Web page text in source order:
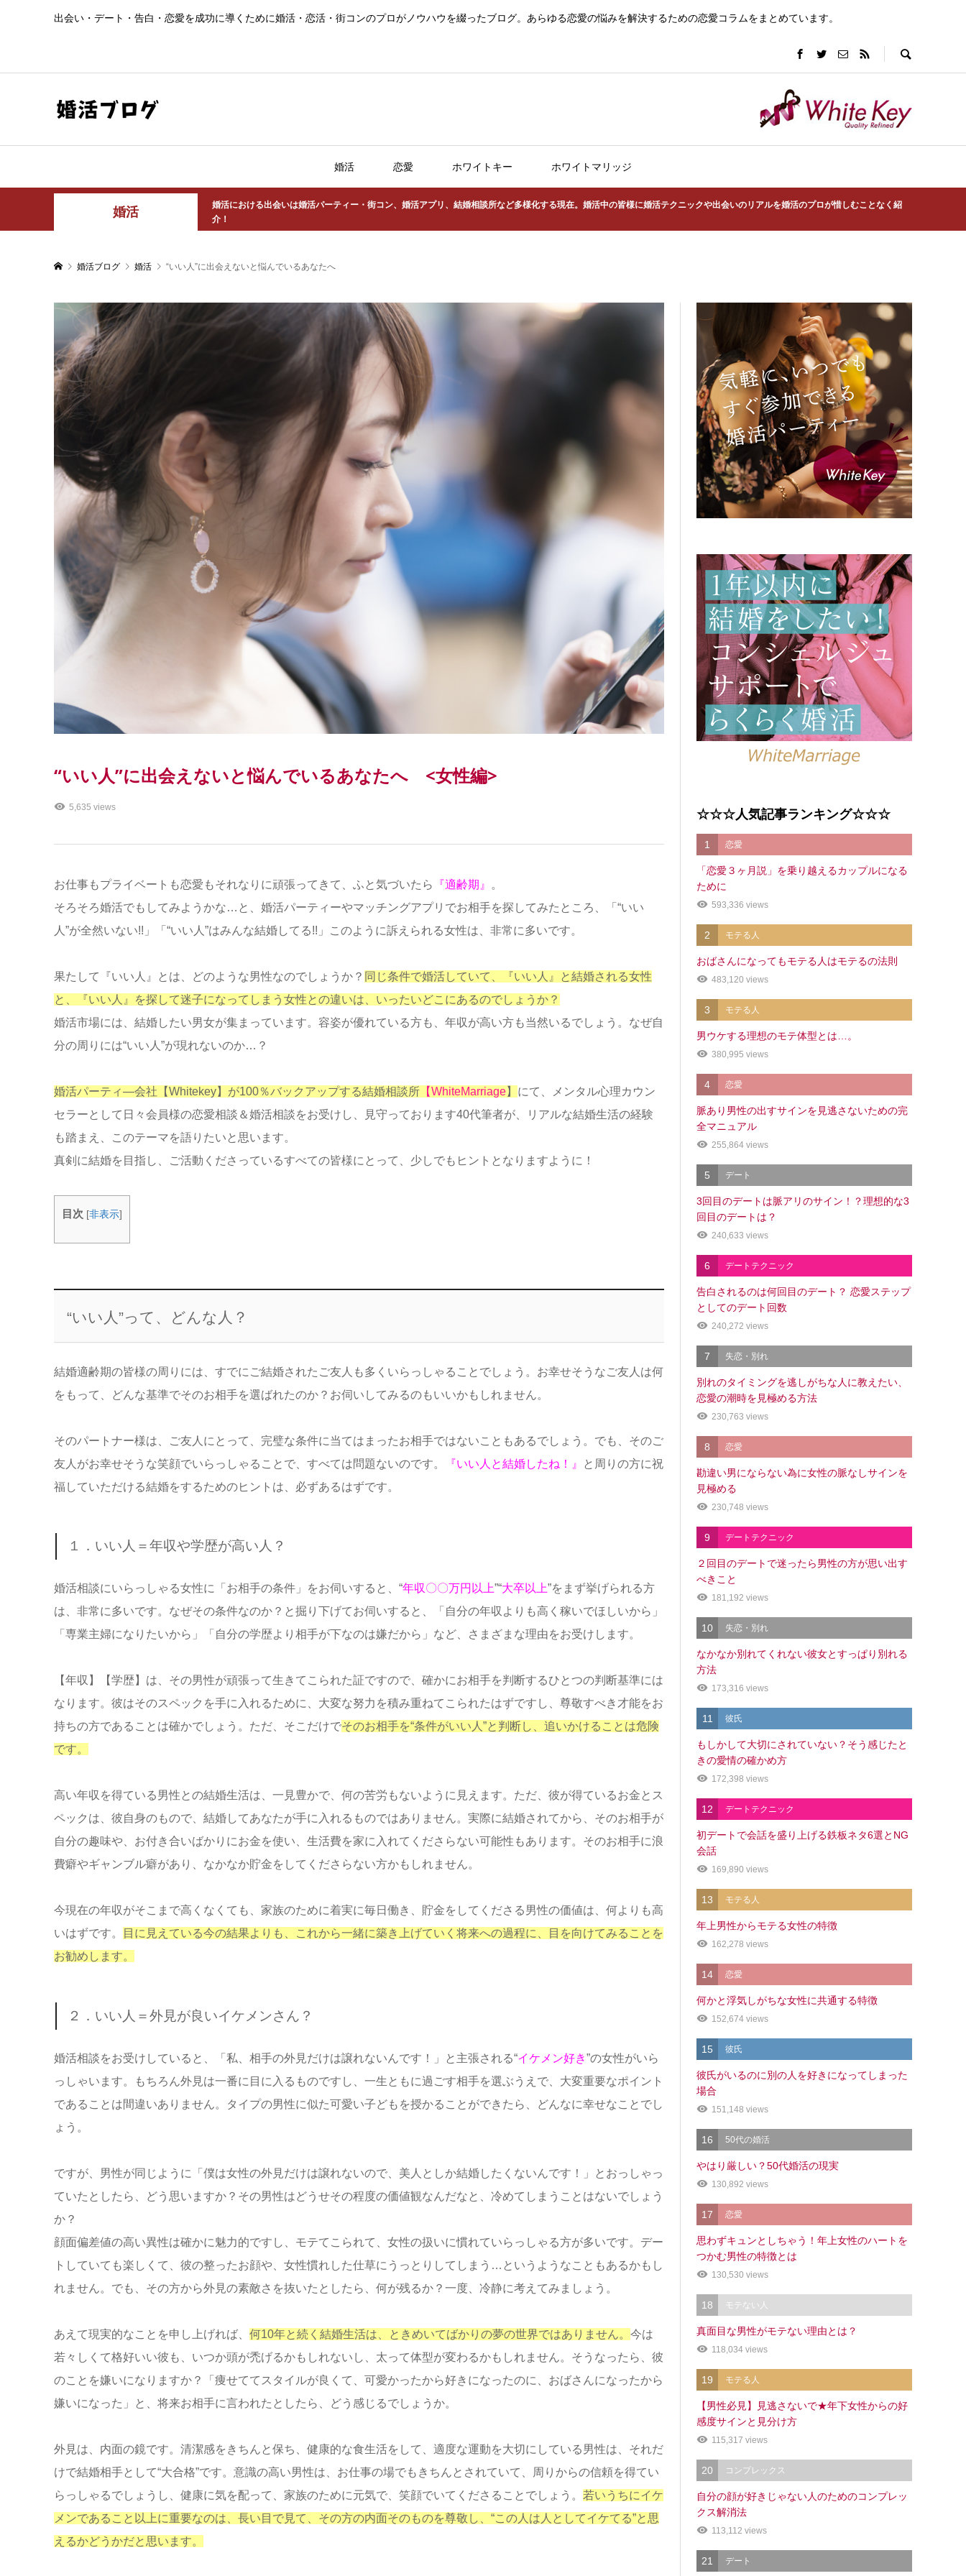
出会い・デート・告白・恋愛を成功に導くために婚活・恋活・街コンのプロがノウハウを綴ったブログ。あらゆる恋愛の悩みを解決するための恋愛コラムをまとめています。
婚活 恋愛 ホワイトキー ホワイトマリッジ
婚活
婚活における出会いは婚活パーティー・街コン、婚活アプリ、結婚相談所など多様化する現在。婚活中の皆様に婚活テクニックや出会いのリアルを婚活のプロが惜しむことなく紹
介！
婚活ブログ 婚活 “いい人”に出会えないと悩んでいるあなたへ
“いい人”に出会えないと悩んでいるあなたへ <女性編>
5,635 views
お仕事もプライベートも恋愛もそれなりに頑張ってきて、ふと気づいたら 『適齢期』 。
そろそろ婚活でもしてみようかな…と、婚活パーティーやマッチングアプリでお相手を探してみたところ、「“いい
人”が全然いない!!」「“いい人”はみんな結婚してる!!」このように訴えられる女性は、非常に多いです。
果たして『いい人』とは、どのような男性なのでしょうか？ 同じ条件で婚活していて、『いい人』と結婚される女性
と、『いい人』を探して迷子になってしまう女性との違いは、いったいどこにあるのでしょうか？
婚活市場には、結婚したい男女が集まっています。容姿が優れている方も、年収が高い方も当然いるでしょう。なぜ自
分の周りには“いい人”が現れないのか…？
婚活パーティ―会社【Whitekey】が100％バックアップする結婚相談所【WhiteMarriage】 にて、メンタル心理カウン
セラーとして日々会員様の恋愛相談＆婚活相談をお受けし、見守っております40代筆者が、リアルな結婚生活の経験
も踏まえ、このテーマを語りたいと思います。
真剣に結婚を目指し、ご活動くださっているすべての皆様にとって、少しでもヒントとなりますように！
目次 [非表示]
“いい人”って、どんな人？
結婚適齢期の皆様の周りには、すでにご結婚されたご友人も多くいらっしゃることでしょう。お幸せそうなご友人は何
をもって、どんな基準でそのお相手を選ばれたのか？お伺いしてみるのもいいかもしれません。
そのパートナー様は、ご友人にとって、完璧な条件に当てはまったお相手ではないこともあるでしょう。でも、そのご
友人がお幸せそうな笑顔でいらっしゃることで、すべては問題ないのです。
『いい人と結婚したね！』
と周りの方に祝
福していただける結婚をするためのヒントは、必ずあるはずです。
１．いい人＝年収や学歴が高い人？
婚活相談にいらっしゃる女性に「お相手の条件」をお伺いすると、“年収〇〇万円以上”“大卒以上”をまず挙げられる方
は、非常に多いです。なぜその条件なのか？と掘り下げてお伺いすると、「自分の年収よりも高く稼いでほしいから」
「専業主婦になりたいから」「自分の学歴より相手が下なのは嫌だから」など、さまざまな理由をお受けします。
【年収】【学歴】は、その男性が頑張って生きてこられた証ですので、確かにお相手を判断するひとつの判断基準には
なります。彼はそのスペックを手に入れるために、大変な努力を積み重ねてこられたはずですし、尊敬すべき才能をお
持ちの方であることは確かでしょう。ただ、そこだけでそのお相手を“条件がいい人”と判断し、追いかけることは危険
です。
高い年収を得ている男性との結婚生活は、一見豊かで、何の苦労もないように見えます。ただ、彼が得ているお金とス
ペックは、彼自身のもので、結婚してあなたが手に入れるものではありません。実際に結婚されてから、そのお相手が
自分の趣味や、お付き合いばかりにお金を使い、生活費を家に入れてくださらない可能性もあります。そのお相手に浪
費癖やギャンブル癖があり、なかなか貯金をしてくださらない方かもしれません。
今現在の年収がそこまで高くなくても、家族のために着実に毎日働き、貯金をしてくださる男性の価値は、何よりも高
いはずです。
目に見えている今の結果よりも、これから一緒に築き上げていく将来への過程に、目を向けてみることを
お勧めします。
２．いい人＝外見が良いイケメンさん？
婚活相談をお受けしていると、「私、相手の外見だけは譲れないんです！」と主張される“イケメン好き”の女性がいら
っしゃいます。もちろん外見は一番に目に入るものですし、一生ともに過ごす相手を選ぶうえで、大変重要なポイント
であることは間違いありません。タイプの男性に似た可愛い子どもを授かることができたら、どんなに幸せなことでし
ょう。
ですが、男性が同じように「僕は女性の外見だけは譲れないので、美人としか結婚したくないんです！」とおっしゃっ
ていたとしたら、どう思いますか？その男性はどうせその程度の価値観なんだなと、冷めてしまうことはないでしょう
か？
顔面偏差値の高い異性は確かに魅力的ですし、モテてこられて、女性の扱いに慣れていらっしゃる方が多いです。デー
トしていても楽しくて、彼の整ったお顔や、女性慣れした仕草にうっとりしてしまう…というようなこともあるかもし
れません。でも、その方から外見の素敵さを抜いたとしたら、何が残るか？一度、冷静に考えてみましょう。
あえて現実的なことを申し上げれば、 何10年と続く結婚生活は、ときめいてばかりの夢の世界ではありません。 今は
若々しくて格好いい彼も、いつか頭が禿げるかもしれないし、太って体型が変わるかもしれません。そうなったら、彼
のことを嫌いになりますか？「痩せててスタイルが良くて、可愛かったから好きになったのに、おばさんになったから
嫌いになった」と、将来お相手に言われたとしたら、どう感じるでしょうか。
外見は、内面の鏡です。清潔感をきちんと保ち、健康的な食生活をして、適度な運動を大切にしている男性は、それだ
けで結婚相手として“大合格”です。意識の高い男性は、お仕事の場でもきちんとされていて、周りからの信頼を得てい
らっしゃるでしょうし、健康に気を配って、家族のために元気で、笑顔でいてくださることでしょう。 若いうちにイケ
メンであること以上に重要なのは、長い目で見て、その方の内面そのものを尊敬し、“この人は人としてイケてる”と思
えるかどうかだと思います。
☆☆☆人気記事ランキング☆☆☆
1 恋愛
「恋愛３ヶ月説」を乗り越えるカップルになる
ために
593,336 views
2 モテる人
おばさんになってもモテる人はモテるの法則
483,120 views
3 モテる人
男ウケする理想のモテ体型とは…。
380,995 views
4 恋愛
脈あり男性の出すサインを見逃さないための完
全マニュアル
255,864 views
5 デート
3回目のデートは脈アリのサイン！？理想的な3
回目のデートは？
240,633 views
6 デートテクニック
告白されるのは何回目のデート？ 恋愛ステップ
としてのデート回数
240,272 views
7 失恋・別れ
別れのタイミングを逃しがちな人に教えたい、
恋愛の潮時を見極める方法
230,763 views
8 恋愛
勘違い男にならない為に女性の脈なしサインを
見極める
230,748 views
9 デートテクニック
２回目のデートで迷ったら男性の方が思い出す
べきこと
181,192 views
10 失恋・別れ
なかなか別れてくれない彼女とすっぱり別れる
方法
173,316 views
11 彼氏
もしかして大切にされていない？そう感じたと
きの愛情の確かめ方
172,398 views
12 デートテクニック
初デートで会話を盛り上げる鉄板ネタ6選とNG
会話
169,890 views
13 モテる人
年上男性からモテる女性の特徴
162,278 views
14 恋愛
何かと浮気しがちな女性に共通する特徴
152,674 views
15 彼氏
彼氏がいるのに別の人を好きになってしまった
場合
151,148 views
16 50代の婚活
やはり厳しい？50代婚活の現実
130,892 views
17 恋愛
思わずキュンとしちゃう！年上女性のハートを
つかむ男性の特徴とは
130,530 views
18 モテない人
真面目な男性がモテない理由とは？
118,034 views
19 モテる人
【男性必見】見逃さないで★年下女性からの好
感度サインと見分け方
115,317 views
20 コンプレックス
自分の顔が好きじゃない人のためのコンプレッ
クス解消法
113,112 views
21 デート